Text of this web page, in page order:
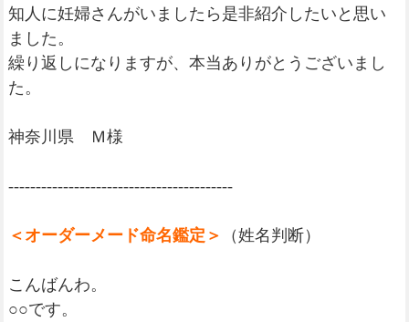
知人に妊婦さんがいましたら是非紹介したいと思い
ました。
繰り返しになりますが、本当ありがとうございまし
た。
神奈川県 Ｍ様
-----------------------------------------
＜オーダーメード命名鑑定＞ （姓名判断）
こんばんわ。
○○です。